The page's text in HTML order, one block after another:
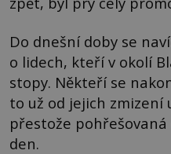
Do dnešní doby se
o lidech, kteří v okolí
stopy. Někteří se
to už od jejich zmizení
přestože
den.